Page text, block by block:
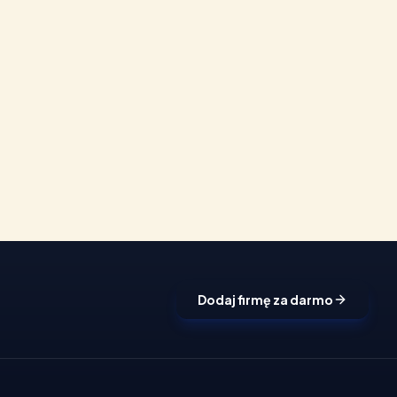
Dodaj firmę za darmo